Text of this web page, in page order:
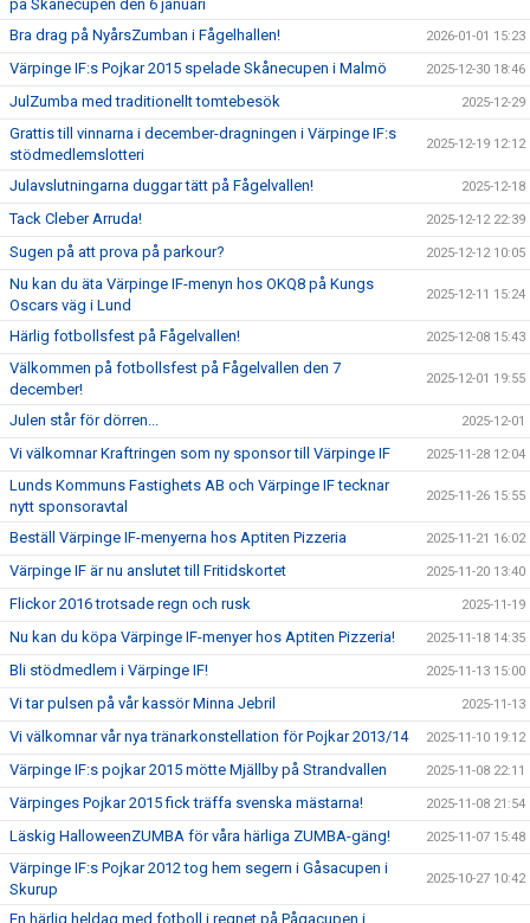
på Skånecupen den 6 januari
Bra drag på NyårsZumban i Fågelhallen! 2026-01-01 15:23
Värpinge IF:s Pojkar 2015 spelade Skånecupen i Malmö 2025-12-30 18:46
JulZumba med traditionellt tomtebesök 2025-12-29
Grattis till vinnarna i december-dragningen i Värpinge IF:s
stödmedlemslotteri
2025-12-19 12:12
Julavslutningarna duggar tätt på Fågelvallen! 2025-12-18
Tack Cleber Arruda! 2025-12-12 22:39
Sugen på att prova på parkour? 2025-12-12 10:05
Nu kan du äta Värpinge IF-menyn hos OKQ8 på Kungs
Oscars väg i Lund
2025-12-11 15:24
Härlig fotbollsfest på Fågelvallen! 2025-12-08 15:43
Välkommen på fotbollsfest på Fågelvallen den 7
december!
2025-12-01 19:55
Julen står för dörren... 2025-12-01
Vi välkomnar Kraftringen som ny sponsor till Värpinge IF 2025-11-28 12:04
Lunds Kommuns Fastighets AB och Värpinge IF tecknar
nytt sponsoravtal
2025-11-26 15:55
Beställ Värpinge IF-menyerna hos Aptiten Pizzeria 2025-11-21 16:02
Värpinge IF är nu anslutet till Fritidskortet 2025-11-20 13:40
Flickor 2016 trotsade regn och rusk 2025-11-19
Nu kan du köpa Värpinge IF-menyer hos Aptiten Pizzeria! 2025-11-18 14:35
Bli stödmedlem i Värpinge IF! 2025-11-13 15:00
Vi tar pulsen på vår kassör Minna Jebril 2025-11-13
Vi välkomnar vår nya tränarkonstellation för Pojkar 2013/14 2025-11-10 19:12
Värpinge IF:s pojkar 2015 mötte Mjällby på Strandvallen 2025-11-08 22:11
Värpinges Pojkar 2015 fick träffa svenska mästarna! 2025-11-08 21:54
Läskig HalloweenZUMBA för våra härliga ZUMBA-gäng! 2025-11-07 15:48
Värpinge IF:s Pojkar 2012 tog hem segern i Gåsacupen i
Skurup
2025-10-27 10:42
En härlig heldag med fotboll i regnet på Pågacupen i